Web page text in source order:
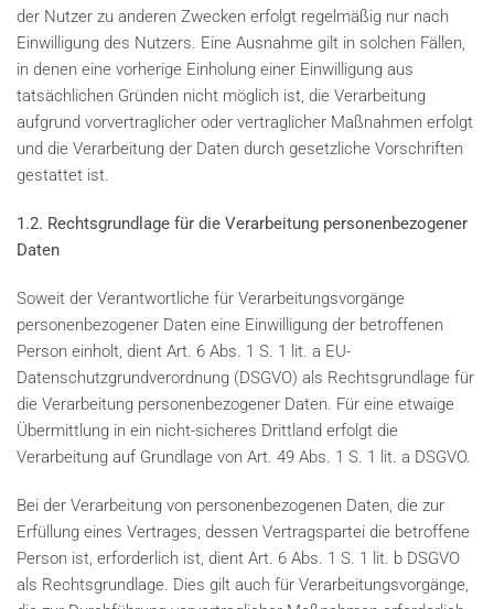
der Nutzer zu anderen Zwecken erfolgt regelmäßig nur nach
Einwilligung des Nutzers. Eine Ausnahme gilt in solchen Fällen,
in denen eine vorherige Einholung einer Einwilligung aus
tatsächlichen Gründen nicht möglich ist, die Verarbeitung
aufgrund vorvertraglicher oder vertraglicher Maßnahmen erfolgt
und die Verarbeitung der Daten durch gesetzliche Vorschriften
gestattet ist.
1.2. Rechtsgrundlage für die Verarbeitung personenbezogener
Daten
Soweit der Verantwortliche für Verarbeitungsvorgänge
personenbezogener Daten eine Einwilligung der betroffenen
Person einholt, dient Art. 6 Abs. 1 S. 1 lit. a EU-
Datenschutzgrundverordnung (DSGVO) als Rechtsgrundlage für
die Verarbeitung personenbezogener Daten. Für eine etwaige
Übermittlung in ein nicht-sicheres Drittland erfolgt die
Verarbeitung auf Grundlage von Art. 49 Abs. 1 S. 1 lit. a DSGVO.
Bei der Verarbeitung von personenbezogenen Daten, die zur
Erfüllung eines Vertrages, dessen Vertragspartei die betroffene
Person ist, erforderlich ist, dient Art. 6 Abs. 1 S. 1 lit. b DSGVO
als Rechtsgrundlage. Dies gilt auch für Verarbeitungsvorgänge,